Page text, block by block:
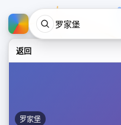
返回
罗家堡